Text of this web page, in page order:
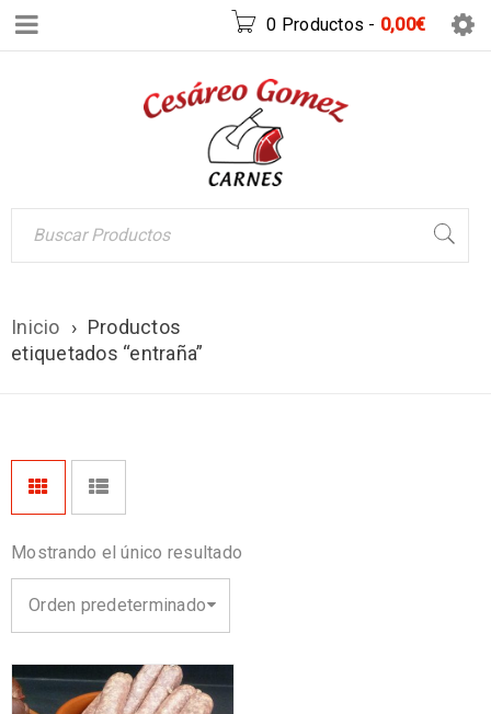
0 Productos - 0,00€
Inicio › Productos
etiquetados “entraña”
Mostrando el único resultado
Orden predeterminado